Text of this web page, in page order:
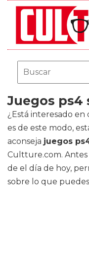
Juegos ps4
¿Está interesado en
es de este modo,
aconseja juegos
Cultture.com.
de el día de hoy,
sobre lo que